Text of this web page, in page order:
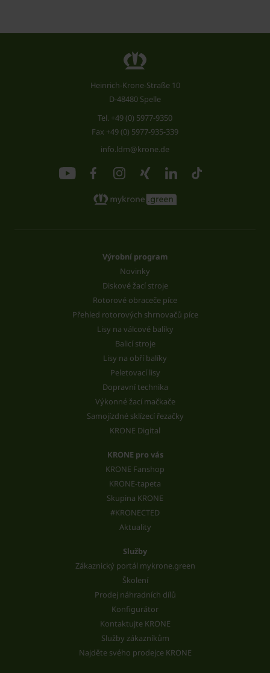
Heinrich-Krone-Straße 10
D-48480 Spelle
Tel. +49 (0) 5977-9350
Fax +49 (0) 5977-935-339
info.ldm@krone.de
Výrobní program
Novinky
Diskové žací stroje
Rotorové obraceče píce
Přehled rotorových shrnovačů píce
Lisy na válcové balíky
Balicí stroje
Lisy na obří balíky
Peletovací lisy
Dopravní technika
Výkonné žací mačkače
Samojízdné sklízecí řezačky
KRONE Digital
KRONE pro vás
KRONE Fanshop
KRONE-tapeta
Skupina KRONE
#KRONECTED
Aktuality
Služby
Zákaznický portál mykrone.green
Školení
Prodej náhradních dílů
Konfigurátor
Kontaktujte KRONE
Služby zákazníkům
Najděte svého prodejce KRONE